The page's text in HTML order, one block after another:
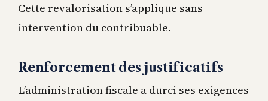
Cette revalorisation s’applique sans
intervention du contribuable.
Renforcement des justificatifs
L’administration fiscale a durci ses exigences